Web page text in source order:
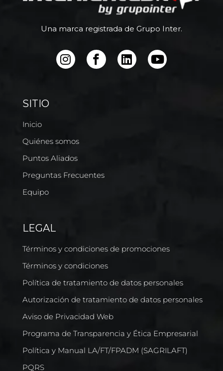
Una marca registrada de Grupo Inter.
SITIO
Inicio
Quiénes somos
Puntos Aliados
Preguntas Frecuentes
Equipo
LEGAL
Términos y condiciones de promociones
Términos y condiciones
Política de tratamiento de datos personales
Autorización de tratamiento de datos personales
Aviso de Privacidad Web
Programa de Transparencia y Ética Empresarial
Política y Manual LA/FT/FPADM (SAGRILAFT)
PQRS